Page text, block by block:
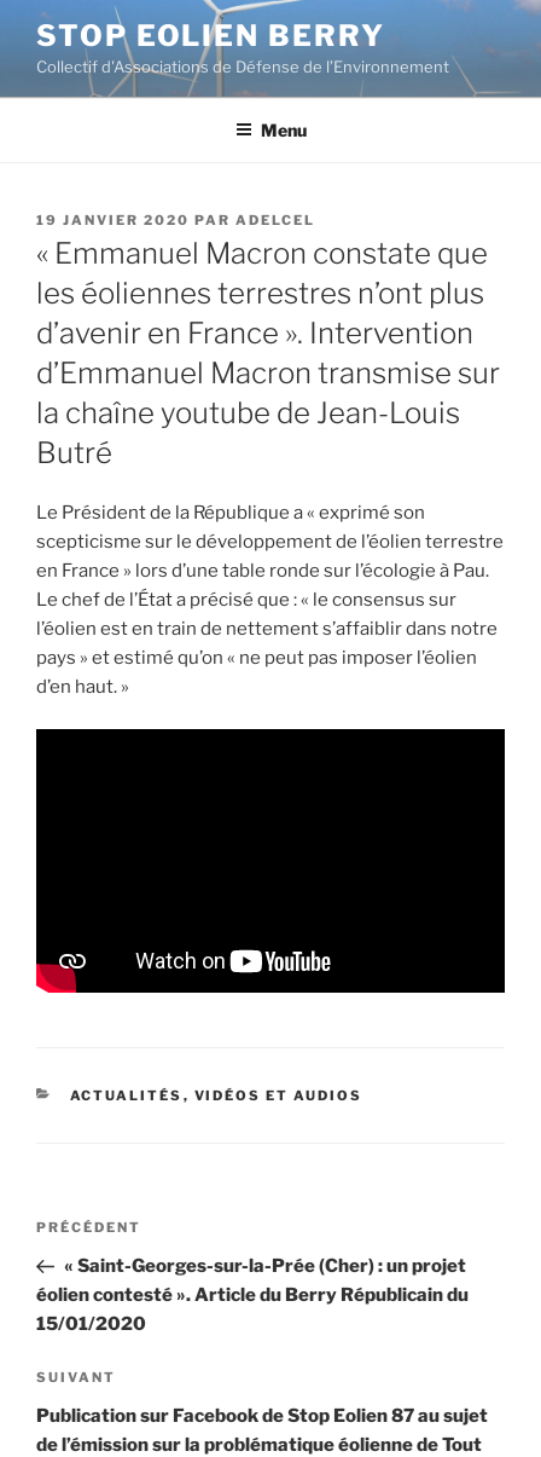
contenu
principal
STOP EOLIEN BERRY
Collectif d'Associations de Défense de l’Environnement
Menu
PUBLIÉ
19 JANVIER 2020 PAR ADELCEL
« Emmanuel Macron constate que
les éoliennes terrestres n’ont plus
d’avenir en France ». Intervention
d’Emmanuel Macron transmise sur
la chaîne youtube de Jean-Louis
Butré
Le Président de la République a « exprimé son
scepticisme sur le développement de l’éolien terrestre
en France » lors d’une table ronde sur l’écologie à Pau.
Le chef de l’État a précisé que : « le consensus sur
l’éolien est en train de nettement s’affaiblir dans notre
pays » et estimé qu’on « ne peut pas imposer l’éolien
d’en haut. »
CATÉGORIES
ACTUALITÉS , VIDÉOS ET AUDIOS
Navigation
l’article
Article
précédent
PRÉCÉDENT
« Saint-Georges-sur-la-Prée (Cher) : un projet
éolien contesté ». Article du Berry Républicain du
15/01/2020
Article
suivant
SUIVANT
Publication sur Facebook de Stop Eolien 87 au sujet
de l’émission sur la problématique éolienne de Tout